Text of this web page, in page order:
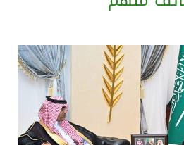
مركز الملك سلمان للإغاثة يضع حجر الأساس لمشروع بناء وإعادة تأهيل 13 مدرسة في محافظتي لحج والضالع